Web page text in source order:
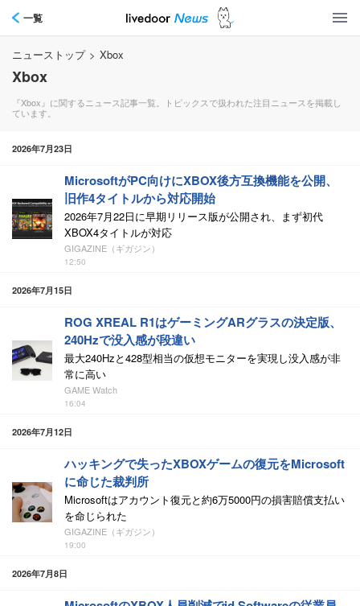
一覧
ニューストップ > Xbox
Xbox
『Xbox』に関するニュース記事一覧。トピックスで扱われた注目ニュースを掲載し
ています。
2026年7月23日
MicrosoftがPC向けにXBOX後方互換機能を公開、
旧作4タイトルから対応開始
2026年7月22日に早期リリース版が公開され、まず初代
XBOX4タイトルが対応
GIGAZINE（ギガジン）
12:50
2026年7月15日
ROG XREAL R1はゲーミングARグラスの決定版、
240Hzで没入感が段違い
最大240Hzと428型相当の仮想モニターを実現し没入感が非
常に高い
GAME Watch
16:04
2026年7月12日
ハッキングで失ったXBOXゲームの復元をMicrosoft
に命じた裁判所
Microsoftはアカウント復元と約6万5000円の損害賠償支払い
を命じられた
GIGAZINE（ギガジン）
19:00
2026年7月8日